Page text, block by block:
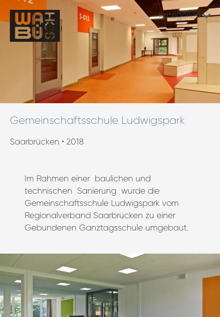
kategorien
Gemeinschaftsschule Ludwigspark
Saarbrücken • 2018
Im Rahmen einer baulichen und
technischen Sanierung wurde die
Gemeinschaftsschule Ludwigspark vom
Regionalverband Saarbrücken zu einer
Gebundenen Ganztagsschule umgebaut.